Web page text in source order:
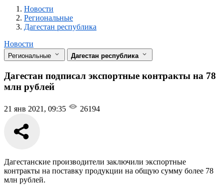
Новости
Разделы
Новости
Региональные
Дагестан республика
Новости
Региональные Дагестан республика
Дагестан подписал экспортные контракты на 78
млн рублей
21 янв 2021, 09:35 26194
Дагестанские производители заключили экспортные
контракты на поставку продукции на общую сумму более 78
млн рублей.